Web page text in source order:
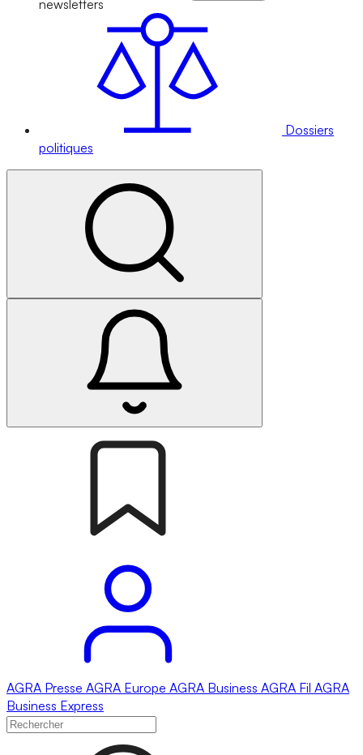
newsletters
Dossiers
politiques
AGRA Presse AGRA Europe AGRA Business AGRA Fil AGRA
Business Express